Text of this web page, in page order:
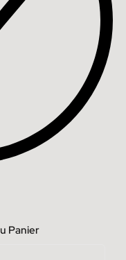
Panier